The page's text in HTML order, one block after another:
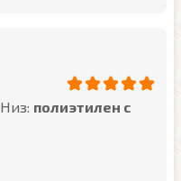
Низ: полиэтилен с